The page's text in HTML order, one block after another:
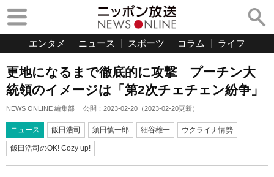
エンタメ ニュース スポーツ コラム ライフ
更地になるまで徹底的に攻撃 プーチン大
統領のイメージは「第2次チェチェン紛争」
NEWS ONLINE 編集部 公開： 2023-02-20 （2023-02-20更新）
ニュース 飯田浩司 須田慎一郎 細谷雄一 ウクライナ情勢
飯田浩司のOK! Cozy up!